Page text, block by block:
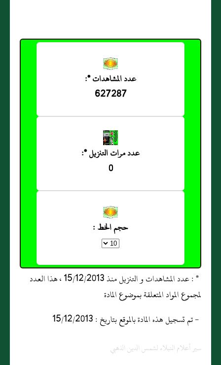
عدد المشاهدات *:
627287
عدد مرات التنزيل *:
0
حجم الخط :
* : عدد المشاهدات و التنزيل منذ 15/12/2013 ، هذا العدد
لمجموع المواد المتعلقة بموضوع المادة
- تم تسجيل هذه المادة بالموقع بتاريخ : 15/12/2013
سير أعلام النبلاء لشمس الدين الذهبي